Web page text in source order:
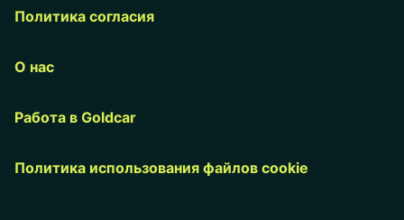
Политика согласия
О нас
Работа в Goldcar
Политика использования файлов cookie